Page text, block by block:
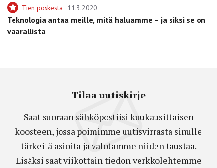
Tien poskesta 11.3.2020
Teknologia antaa meille, mitä haluamme – ja siksi se on
vaarallista
Tilaa uutiskirje
Saat suoraan sähköpostiisi kuukausittaisen
koosteen, jossa poimimme uutisvirrasta sinulle
tärkeitä asioita ja valotamme niiden taustaa.
Lisäksi saat viikottain tiedon verkkolehtemme